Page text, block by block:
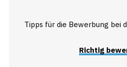
Tipps für die Bewerbung bei
Richtig